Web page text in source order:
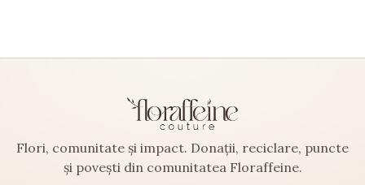
Flori, comunitate și impact. Donații, reciclare, puncte
și povești din comunitatea Floraffeine.